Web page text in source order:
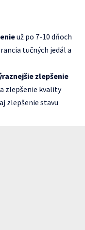
už po 7-10 dňoch
tučných jedál a
zlepšenie
zlepšenie kvality
zlepšenie stavu